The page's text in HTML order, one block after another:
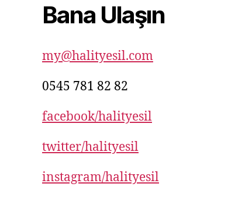
Bana Ulaşın
my@halityesil.com
0545 781 82 82
facebook/halityesil
twitter/halityesil
instagram/halityesil